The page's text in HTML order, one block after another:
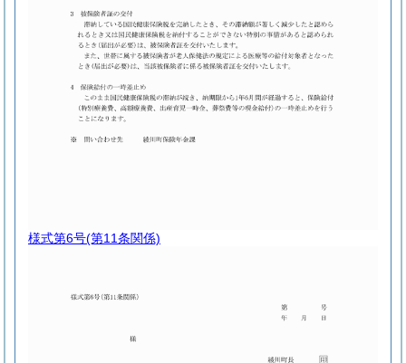
様式第6号(第11条関係)